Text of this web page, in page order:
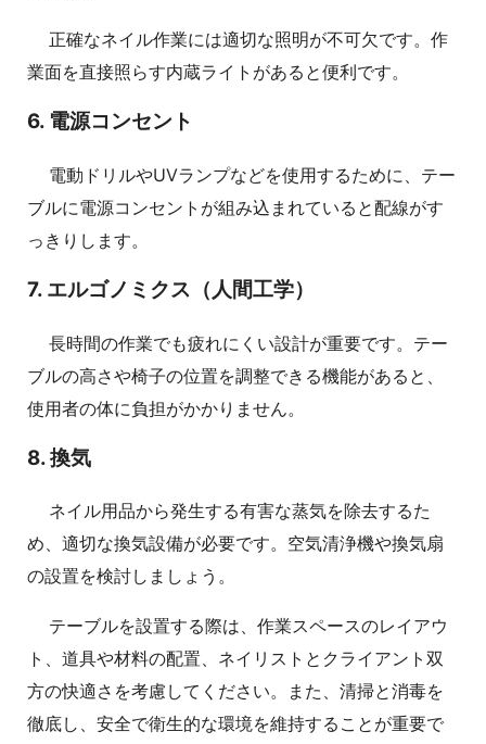
正確なネイル作業には適切な照明が不可欠です。作
業面を直接照らす内蔵ライトがあると便利です。
6. 電源コンセント
電動ドリルやUVランプなどを使用するために、テー
ブルに電源コンセントが組み込まれていると配線がす
っきりします。
7. エルゴノミクス（人間工学）
長時間の作業でも疲れにくい設計が重要です。テー
ブルの高さや椅子の位置を調整できる機能があると、
使用者の体に負担がかかりません。
8. 換気
ネイル用品から発生する有害な蒸気を除去するた
め、適切な換気設備が必要です。空気清浄機や換気扇
の設置を検討しましょう。
テーブルを設置する際は、作業スペースのレイアウ
ト、道具や材料の配置、ネイリストとクライアント双
方の快適さを考慮してください。また、清掃と消毒を
徹底し、安全で衛生的な環境を維持することが重要で